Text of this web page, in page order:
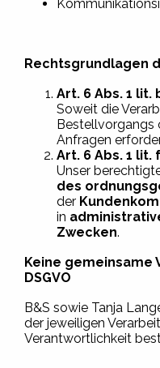
Rechtsgrundlagen
Art. 6 Abs. 1 lit.
Soweit die
Bestellvorgangs
Anfragen
Art. 6 Abs. 1 lit.
Unser
des
der
in
Zwecken.
Keine gemeinsame
DSGVO
B&S sowie Tanja
der jeweiligen
Verantwortlichkeit